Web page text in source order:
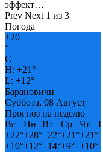
эффект…
Prev Next 1 из 3
Погода
+20
°
C
H: +21°
L: +12°
Барановичи
Суббота, 08 Август
Прогноз на неделю
Вс
Пн Вт Ср Чт
+22°+28°+22°+21°+21°+
+10°+12°+14°+9° +10°+